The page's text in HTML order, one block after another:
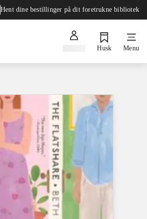
Hent dine bestillinger på dit foretrukne bibliotek
Husk Menu